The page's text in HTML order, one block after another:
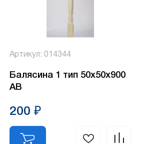
Артикул: 014344
Балясина 1 тип 50х50х900
АВ
200 ₽